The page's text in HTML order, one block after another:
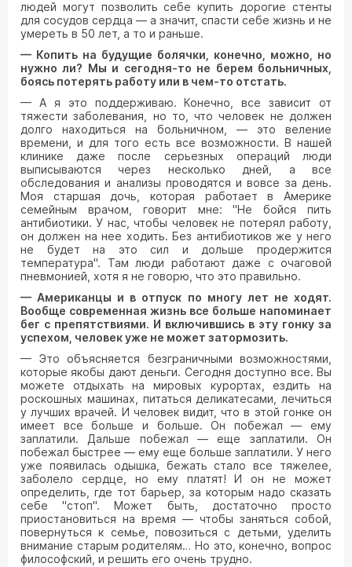
людей могут позволить себе купить дорогие стенты
для сосудов сердца — а значит, спасти себе жизнь и не
умереть в 50 лет, а то и раньше.
— Копить на будущие болячки, конечно, можно, но
нужно ли? Мы и сегодня-то не берем больничных,
боясь потерять работу или в чем-то отстать.
— А я это поддерживаю. Конечно, все зависит от
тяжести заболевания, но то, что человек не должен
долго находиться на больничном, — это веление
времени, и для того есть все возможности. В нашей
клинике даже после серьезных операций люди
выписываются через несколько дней, а все
обследования и анализы проводятся и вовсе за день.
Моя старшая дочь, которая работает в Америке
семейным врачом, говорит мне: "Не бойся пить
антибиотики. У нас, чтобы человек не потерял работу,
он должен на нее ходить. Без антибиотиков же у него
не будет на это сил и дольше продержится
температура". Там люди работают даже с очаговой
пневмонией, хотя я не говорю, что это правильно.
— Американцы и в отпуск по многу лет не ходят.
Вообще современная жизнь все больше напоминает
бег с препятствиями. И включившись в эту гонку за
успехом, человек уже не может затормозить.
— Это объясняется безграничными возможностями,
которые якобы дают деньги. Сегодня доступно все. Вы
можете отдыхать на мировых курортах, ездить на
роскошных машинах, питаться деликатесами, лечиться
у лучших врачей. И человек видит, что в этой гонке он
имеет все больше и больше. Он побежал — ему
заплатили. Дальше побежал — еще заплатили. Он
побежал быстрее — ему еще больше заплатили. У него
уже появилась одышка, бежать стало все тяжелее,
заболело сердце, но ему платят! И он не может
определить, где тот барьер, за которым надо сказать
себе "стоп". Может быть, достаточно просто
приостановиться на время — чтобы заняться собой,
повернуться к семье, повозиться с детьми, уделить
внимание старым родителям… Но это, конечно, вопрос
философский, и решить его очень трудно.